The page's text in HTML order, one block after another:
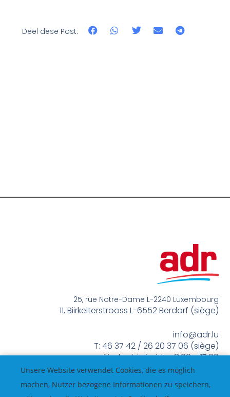
Deel dëse Post:
25, rue Notre-Dame L-2240 Luxembourg
11, Biirkelterstrooss L-6552 Berdorf (siège)
info@adr.lu
T: 46 37 42 / 26 20 37 06 (siège)
méindes bis freides 8:00 – 17:00
Unsere Website verwendet Cookies, die es möglich
machen, Nutzer bezogene Informationen zu speichern,